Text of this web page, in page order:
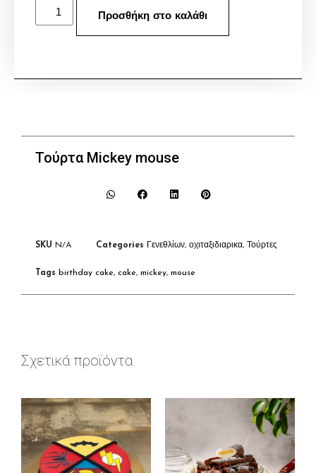
Προσθήκη στο καλάθι
Τούρτα Mickey mouse
SKU N/A Categories Γενεθλίων, οχιταξιδιαρικα, Τούρτες
Tags birthday cake, cake, mickey, mouse
Σχετικά προϊόντα